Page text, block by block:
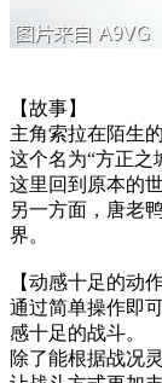
【故事】
主角索拉在陌生
这个名为“方正之
这里回到原本的
另一方面，唐老
界。
【动感十足的动
通过简单操作即
感十足的战斗。
除了能根据战况